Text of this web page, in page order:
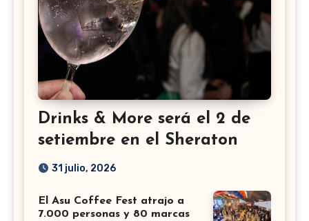
Drinks & More será el 2 de
setiembre en el Sheraton
31 julio, 2026
El Asu Coffee Fest atrajo a
7.000 personas y 80 marcas